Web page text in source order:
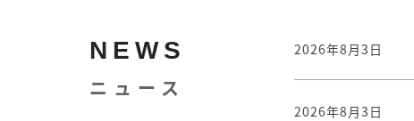
NEWS
ニュース
2026年8月3日
2026年8月3日